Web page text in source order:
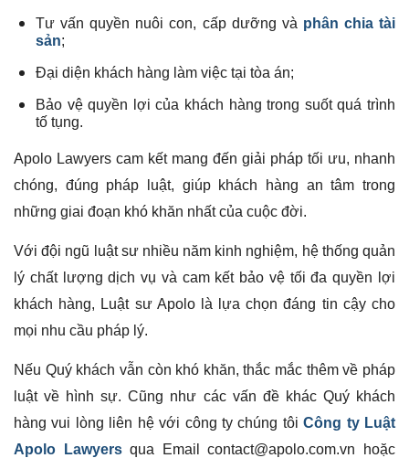
Tư vấn quyền nuôi con, cấp dưỡng và phân chia tài
sản;
Đại diện khách hàng làm việc tại tòa án;
Bảo vệ quyền lợi của khách hàng trong suốt quá trình
tố tụng.
Apolo Lawyers cam kết mang đến giải pháp tối ưu, nhanh
chóng, đúng pháp luật, giúp khách hàng an tâm trong
những giai đoạn khó khăn nhất của cuộc đời.
Với đội ngũ luật sư nhiều năm kinh nghiệm, hệ thống quản
lý chất lượng dịch vụ và cam kết bảo vệ tối đa quyền lợi
khách hàng, Luật sư Apolo là lựa chọn đáng tin cậy cho
mọi nhu cầu pháp lý.
Nếu Quý khách vẫn còn khó khăn, thắc mắc thêm về pháp
luật về hình sự. Cũng như các vấn đề khác Quý khách
hàng vui lòng liên hệ với công ty chúng tôiCông ty Luật
Apolo Lawyersqua Email contact@apolo.com.vn hoặc